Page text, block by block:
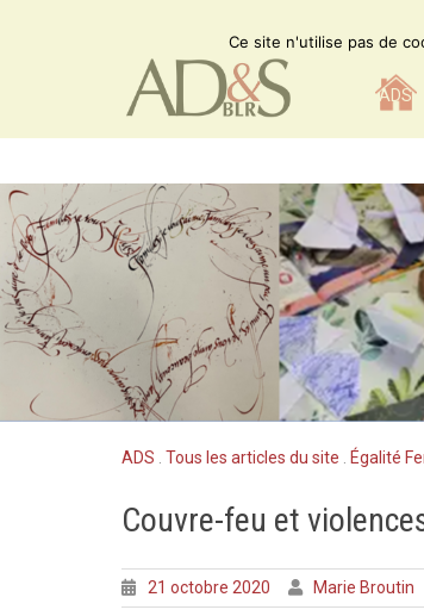
ADS
ADS Tous les articles du site Égalité
Couvre-feu et
21 octobre 2020 Marie Broutin
Ce site n'utilise pas de